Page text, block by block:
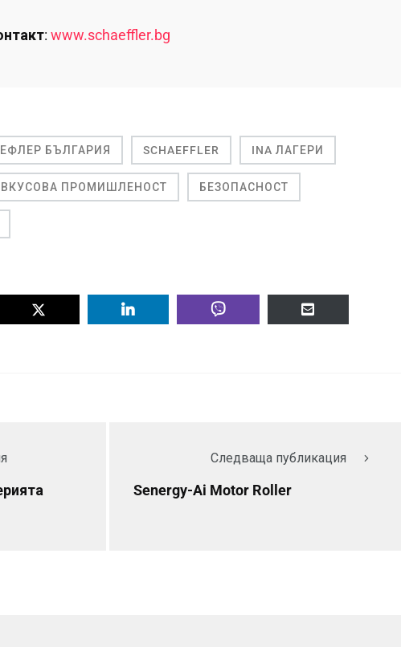
: www.schaeffler.bg
БЪЛГАРИЯ SCHAEFFLER INA ЛАГЕРИ
ПРОМИШЛЕНОСТ БЕЗОПАСНОСТ
Следваща публикация
Senergy-Ai Motor Roller